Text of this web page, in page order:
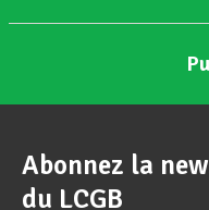
Abonnez la
du LCGB